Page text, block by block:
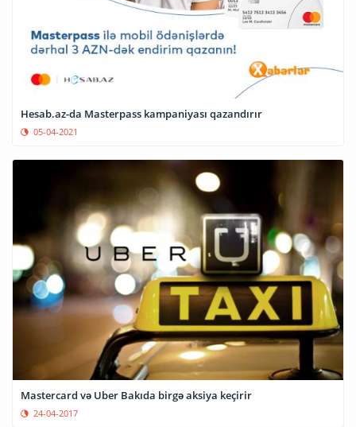
Hesab.az-da Masterpass kampaniyası qazandırır
05-04-2021
Mastercard və Uber Bakıda birgə aksiya keçirir
24-04-2017